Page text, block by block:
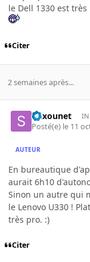
le Dell 1330 est
Citer
2 semaines après...
Stixounet
Posté(e) le 11
AUTEUR
En bureautique
aurait 6h10
Sinon un autre qui
le Lenovo U330 !
très pro. :)
Citer